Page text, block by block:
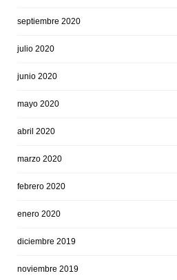
septiembre 2020
julio 2020
junio 2020
mayo 2020
abril 2020
marzo 2020
febrero 2020
enero 2020
diciembre 2019
noviembre 2019